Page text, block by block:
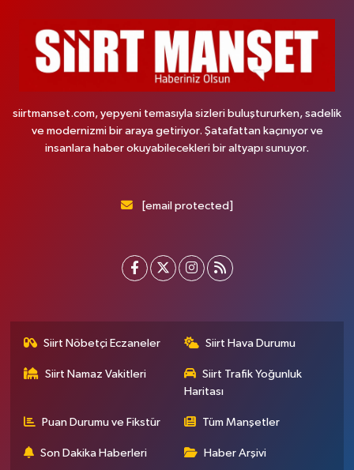
siirtmanset.com, yepyeni temasıyla sizleri buluştururken, sadelik
ve modernizmi bir araya getiriyor. Şatafattan kaçınıyor ve
insanlara haber okuyabilecekleri bir altyapı sunuyor.
[email protected]
Siirt Nöbetçi Eczaneler Siirt Hava Durumu
Siirt Namaz Vakitleri
Siirt Trafik Yoğunluk
Haritası
Puan Durumu ve Fikstür Tüm Manşetler
Son Dakika Haberleri Haber Arşivi